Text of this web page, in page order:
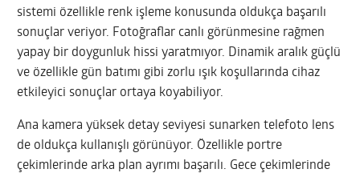
sistemi özellikle renk işleme konusunda oldukça başarılı
sonuçlar veriyor. Fotoğraflar canlı görünmesine rağmen
yapay bir doygunluk hissi yaratmıyor. Dinamik aralık güçlü
ve özellikle gün batımı gibi zorlu ışık koşullarında cihaz
etkileyici sonuçlar ortaya koyabiliyor.
Ana kamera yüksek detay seviyesi sunarken telefoto lens
de oldukça kullanışlı görünüyor. Özellikle portre
çekimlerinde arka plan ayrımı başarılı. Gece çekimlerinde